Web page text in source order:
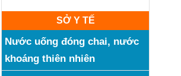
SỞ Y TẾ
Nước uống đóng chai, nước
khoáng thiên nhiên